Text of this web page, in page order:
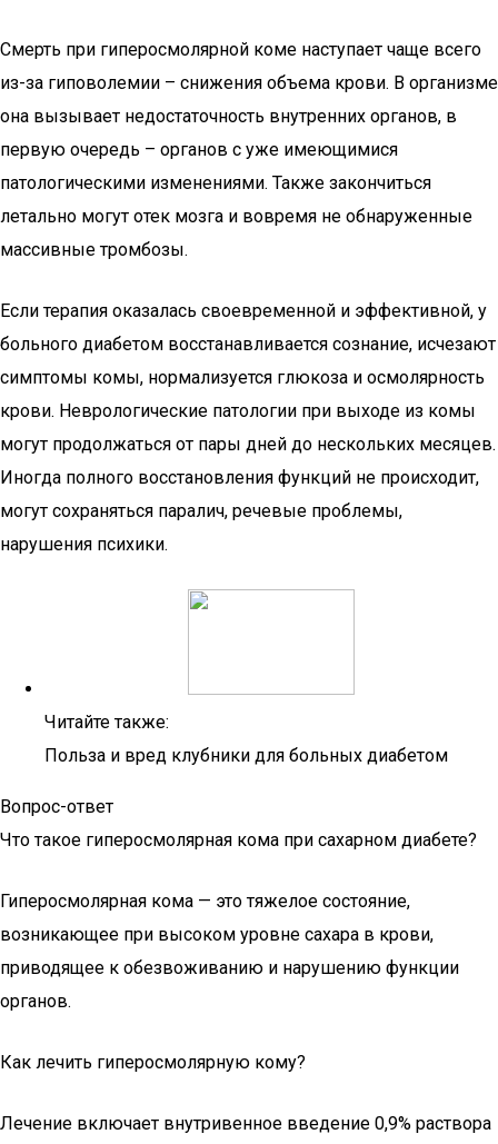
Смерть при гиперосмолярной коме наступает чаще всего
из-за гиповолемии – снижения объема крови. В организме
она вызывает недостаточность внутренних органов, в
первую очередь – органов с уже имеющимися
патологическими изменениями. Также закончиться
летально могут отек мозга и вовремя не обнаруженные
массивные тромбозы.
Если терапия оказалась своевременной и эффективной, у
больного диабетом восстанавливается сознание, исчезают
симптомы комы, нормализуется глюкоза и осмолярность
крови. Неврологические патологии при выходе из комы
могут продолжаться от пары дней до нескольких месяцев.
Иногда полного восстановления функций не происходит,
могут сохраняться паралич, речевые проблемы,
нарушения психики.
Читайте также:
Польза и вред клубники для больных диабетом
Вопрос-ответ
Что такое гиперосмолярная кома при сахарном диабете?
Гиперосмолярная кома — это тяжелое состояние,
возникающее при высоком уровне сахара в крови,
приводящее к обезвоживанию и нарушению функции
органов.
Как лечить гиперосмолярную кому?
Лечение включает внутривенное введение 0,9% раствора